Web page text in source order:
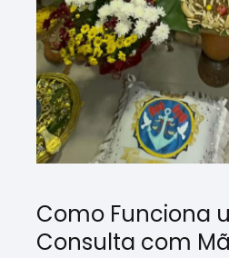
Como Funciona
Consulta com